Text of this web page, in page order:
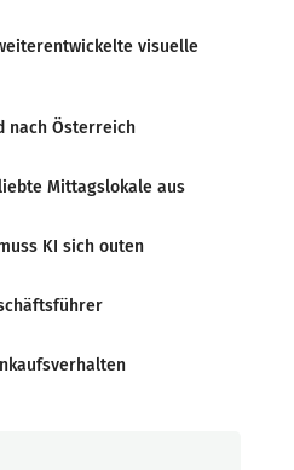
visuelle
nach Österreich
Mittagslokale aus
KI sich outen